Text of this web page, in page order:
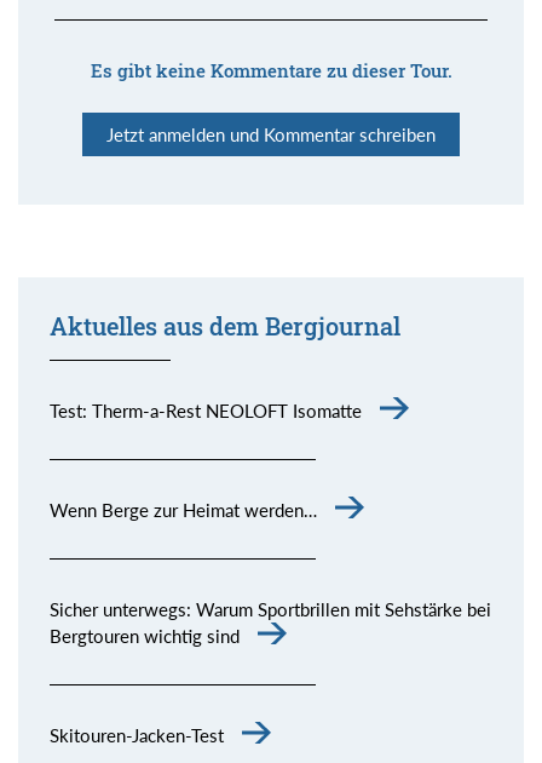
Es gibt keine Kommentare zu dieser Tour.
Jetzt anmelden und Kommentar schreiben
Aktuelles aus dem Bergjournal
Test: Therm-a-Rest NEOLOFT Isomatte
Wenn Berge zur Heimat werden…
Sicher unterwegs: Warum Sportbrillen mit Sehstärke bei
Bergtouren wichtig sind
Skitouren-Jacken-Test